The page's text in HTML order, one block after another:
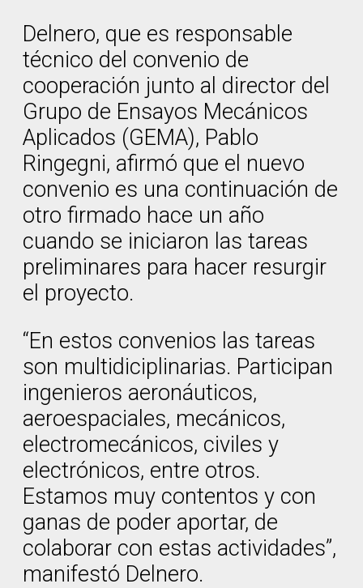
Delnero, que es responsable
técnico del convenio de
cooperación junto al director del
Grupo de Ensayos Mecánicos
Aplicados (GEMA), Pablo
Ringegni, afirmó que el nuevo
convenio es una continuación de
otro firmado hace un año
cuando se iniciaron las tareas
preliminares para hacer resurgir
el proyecto.
“En estos convenios las tareas
son multidiciplinarias. Participan
ingenieros aeronáuticos,
aeroespaciales, mecánicos,
electromecánicos, civiles y
electrónicos, entre otros.
Estamos muy contentos y con
ganas de poder aportar, de
colaborar con estas actividades”,
manifestó Delnero.